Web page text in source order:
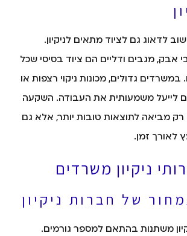
לדאוג גם לציוד מתאים לניקיון.
אבק, מגבים ודליים הם ציוד בסיסי שכל
גדולים, מכונות ניקוי רצפות או
לייעל משמעותית את העבודה. השקעה
רק מביאה לתוצאות טובות יותר, אלא גם
לאורך זמן.
ניקיון משרדים
של חברות ניקיון
משתנות בהתאם למספר גורמים.